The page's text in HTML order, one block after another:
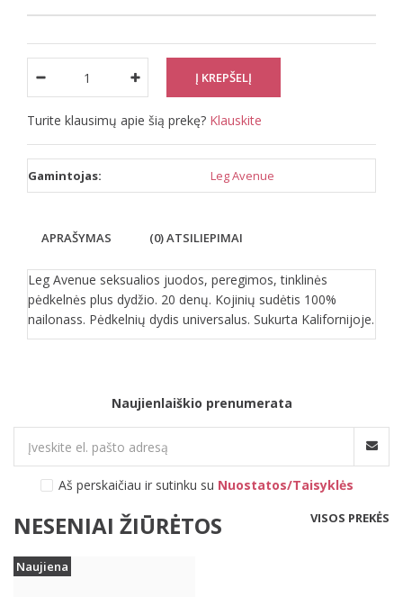
Turite klausimų apie šią prekę? Klauskite
Gamintojas: Leg Avenue
APRAŠYMAS (0) ATSILIEPIMAI
Leg Avenue seksualios juodos, peregimos, tinklinės
pėdkelnės plus dydžio. 20 denų. Kojinių sudėtis 100%
nailonass. Pėdkelnių dydis universalus. Sukurta Kalifornijoje.
Naujienlaiškio prenumerata
Aš perskaičiau ir sutinku su Nuostatos/Taisyklės
NESENIAI ŽIŪRĖTOS VISOS PREKĖS
Naujiena